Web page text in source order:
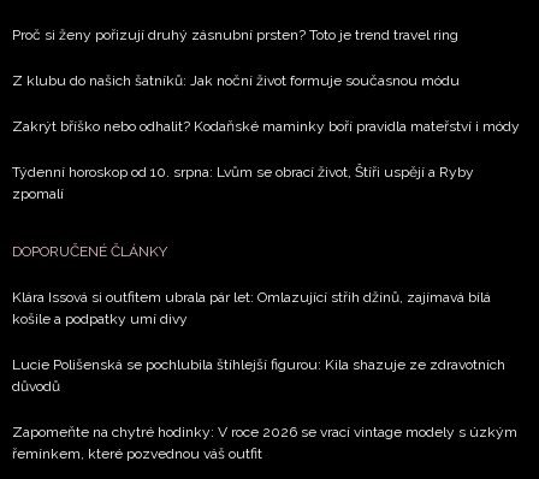
Proč si ženy pořizují druhý zásnubní prsten? Toto je trend travel ring
Z klubu do našich šatníků: Jak noční život formuje současnou módu
Zakrýt bříško nebo odhalit? Kodaňské maminky boří pravidla mateřství i módy
Týdenní horoskop od 10. srpna: Lvům se obrací život, Štíři uspějí a Ryby
zpomalí
DOPORUČENÉ ČLÁNKY
Klára Issová si outfitem ubrala pár let: Omlazující střih džínů, zajímavá bílá
košile a podpatky umí divy
Lucie Polišenská se pochlubila štíhlejší figurou: Kila shazuje ze zdravotních
důvodů
Zapomeňte na chytré hodinky: V roce 2026 se vrací vintage modely s úzkým
řemínkem, které pozvednou váš outfit